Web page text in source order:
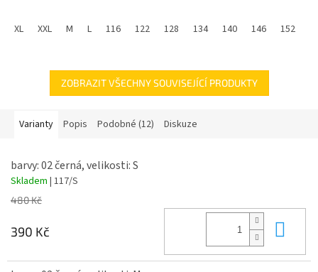
XL XXL M L 116 122 128 134 140 146 152
ZOBRAZIT VŠECHNY SOUVISEJÍCÍ PRODUKTY
Varianty Popis Podobné (12) Diskuze
barvy: 02 černá, velikosti: S
Skladem | 117/S
480 Kč
390 Kč